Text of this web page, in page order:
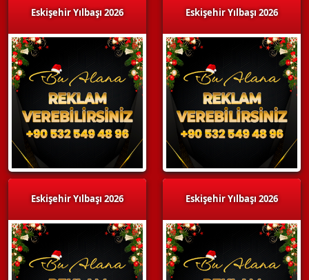
Eskişehir Yılbaşı 2026
Eskişehir Yılbaşı 2026
Eskişehir Yılbaşı 2026
Eskişehir Yılbaşı 2026